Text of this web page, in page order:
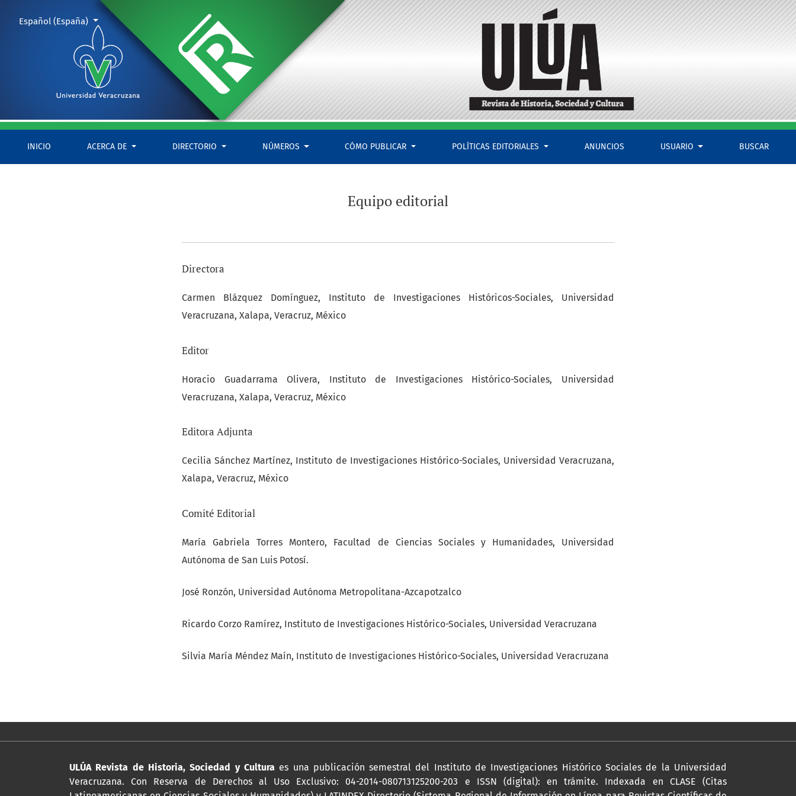
INICIO ACERCA DE DIRECTORIO NÚMEROS CÓMO PUBLICAR POLÍTICAS EDITORIALES ANUNCIOS USUARIO BUSCAR
Cambiar el idioma. El actual es:
Español (España)
Equipo editorial
Directora
Carmen Blázquez Domínguez, Instituto de Investigaciones Históricos-Sociales, Universidad
Veracruzana, Xalapa, Veracruz, México
Editor
Horacio Guadarrama Olivera, Instituto de Investigaciones Histórico-Sociales, Universidad
Veracruzana, Xalapa, Veracruz, México
Editora Adjunta
Cecilia Sánchez Martínez, Instituto de Investigaciones Histórico-Sociales, Universidad Veracruzana,
Xalapa, Veracruz, México
Comité Editorial
María Gabriela Torres Montero, Facultad de Ciencias Sociales y Humanidades, Universidad
Autónoma de San Luis Potosí.
José Ronzón, Universidad Autónoma Metropolitana-Azcapotzalco
Ricardo Corzo Ramírez, Instituto de Investigaciones Histórico-Sociales, Universidad Veracruzana
Silvia María Méndez Maín, Instituto de Investigaciones Histórico-Sociales, Universidad Veracruzana
ULÚA Revista de Historia, Sociedad y Culturaes una publicación semestral del Instituto de Investigaciones Histórico Sociales de la Universidad
Veracruzana. Con Reserva de Derechos al Uso Exclusivo: 04-2014-080713125200-203 e ISSN (digital): en trámite. Indexada en CLASE (Citas